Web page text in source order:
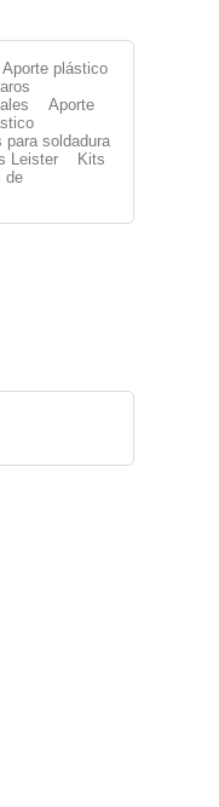
Aporte plástico
Aporte
soldadura
Leister
Kits
de